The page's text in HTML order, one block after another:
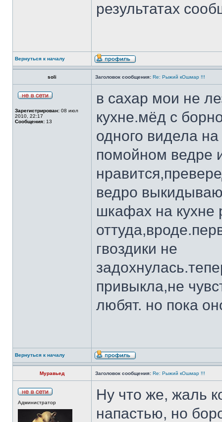
результатах
Вернуться к началу
soli Заголовок сообщения: Re: Рыжий кОшмар !!!
Зарегистрирован: 08 июл
2010, 22:17
Сообщения: 13
в сахар мои не
кухне.мёд с
одного видела
помойном ведре
ведро
шкафах на кухне
гвоздики не
привыкла,не
любят. но пока
Вернуться к началу
Муравьед Заголовок сообщения: Re: Рыжий кОшмар !!!
Администратор
Ну что же, жаль
напастью, но